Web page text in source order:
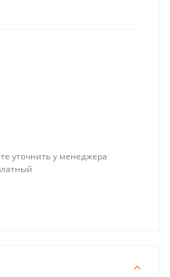
уточнить у менеджера